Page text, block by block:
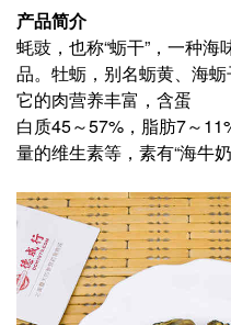
产品简介
蚝豉，也称“蛎干”，一种
品。牡蛎，别名蛎黄、海蛎
它的肉营养丰富，含蛋
白质45～57%，脂肪7～
量的维生素等，素有“海牛奶